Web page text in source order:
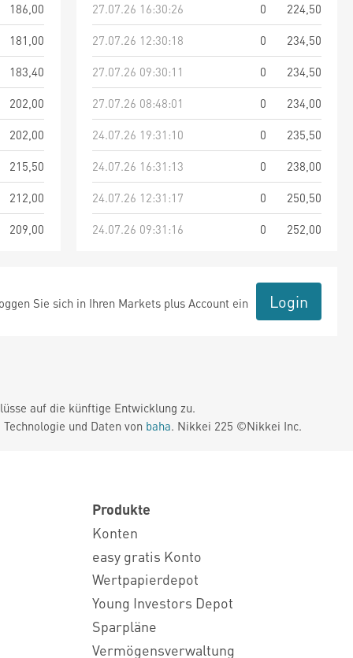
186,00
181,00
183,40
202,00
202,00
215,50
212,00
209,00
27.07.26 16:30:26
0
224,50
27.07.26 12:30:18
0
234,50
27.07.26 09:30:11
0
234,50
27.07.26 08:48:01
0
234,00
24.07.26 19:31:10
0
235,50
24.07.26 16:31:13
0
238,00
24.07.26 12:31:17
0
250,50
24.07.26 09:31:16
0 252,00
Sie sich in Ihren Markets plus Account ein Login
auf die künftige Entwicklung zu.
und Daten von baha. Nikkei 225 ©Nikkei Inc.
Produkte
Konten
easy gratis Konto
Wertpapierdepot
Young Investors Depot
Sparpläne
Vermögensverwaltung